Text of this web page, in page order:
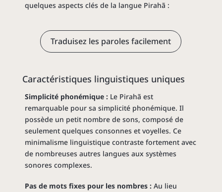
quelques aspects clés de la langue Pirahã :
Traduisez les paroles facilement
Caractéristiques linguistiques uniques
Simplicité phonémique :Le Pirahã est
remarquable pour sa simplicité phonémique. Il
possède un petit nombre de sons, composé de
seulement quelques consonnes et voyelles. Ce
minimalisme linguistique contraste fortement avec
de nombreuses autres langues aux systèmes
sonores complexes.
Pas de mots fixes pour les nombres :Au lieu